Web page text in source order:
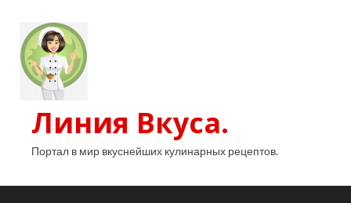
Линия Вкуса.
Портал в мир вкуснейших кулинарных рецептов.